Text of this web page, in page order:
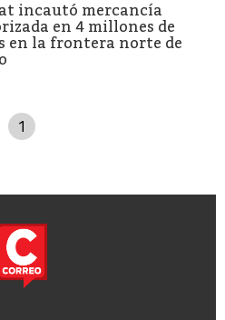
incautó mercancía
en 4 millones de
en la frontera norte de
1